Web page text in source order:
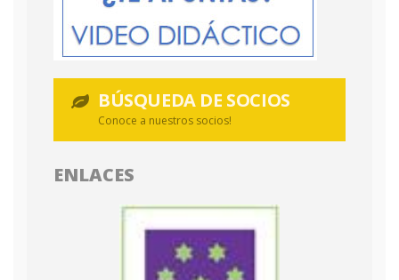
BÚSQUEDA DE SOCIOS
Conoce a nuestros socios!
ENLACES